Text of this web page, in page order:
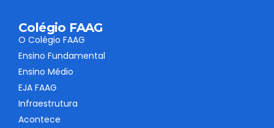
Colégio FAAG
O Colégio FAAG
Ensino Fundamental
Ensino Médio
EJA FAAG
Infraestrutura
Acontece